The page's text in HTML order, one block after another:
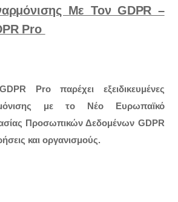
Με Τον GDPR –
Pro
Pro παρέχει εξειδικευμένες
με το Νέο Ευρωπαϊκό
Προσωπικών Δεδομένων GDPR
και οργανισμούς.